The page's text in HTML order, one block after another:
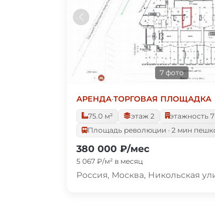
7 фото
АРЕНДА·ТОРГОВАЯ ПЛОЩАДКА
75.0 м²
этаж 2
этажность 7
Площадь революции · 2 мин
380 000 ₽/мес
5 067 ₽/м² в месяц
Россия, Москва, Никольская